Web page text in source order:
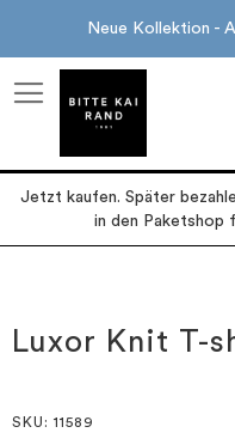
Neue Kollektion -
Jetzt kaufen. Später
in den Paketshop
der
Bildgalerie
der
Bildgalerie
Luxor Knit T-
SKU : 11589